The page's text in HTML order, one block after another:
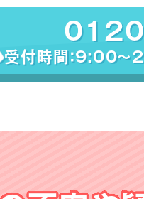
受付時間：9:00〜